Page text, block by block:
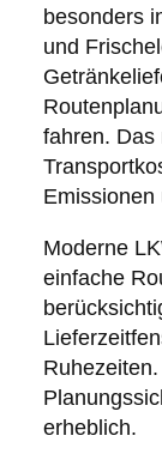
besonders
und
fahren. Das
Emissionen
Moderne
einfache
erheblich.